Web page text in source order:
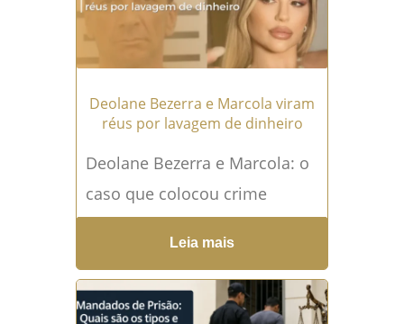
Deolane Bezerra e Marcola viram
réus por lavagem de dinheiro
Deolane Bezerra e Marcola: o
caso que colocou crime
organizado, fama e dinheiro
sob análise da Justiça A Justiça
de São Paulo...Leia mais →
Leia mais